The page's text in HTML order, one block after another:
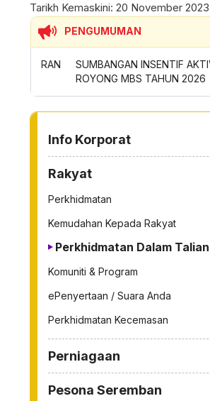
Tarikh Kemaskini: 20 November 2023
PENGUMUMAN
SUMBANGAN INSENTIF AKTIVITI
ROYONG MBS TAHUN 2026
Info Korporat
Rakyat
Perkhidmatan
Kemudahan Kepada Rakyat
Perkhidmatan Dalam Talian
Komuniti & Program
ePenyertaan / Suara Anda
Perkhidmatan Kecemasan
Perniagaan
Pesona Seremban